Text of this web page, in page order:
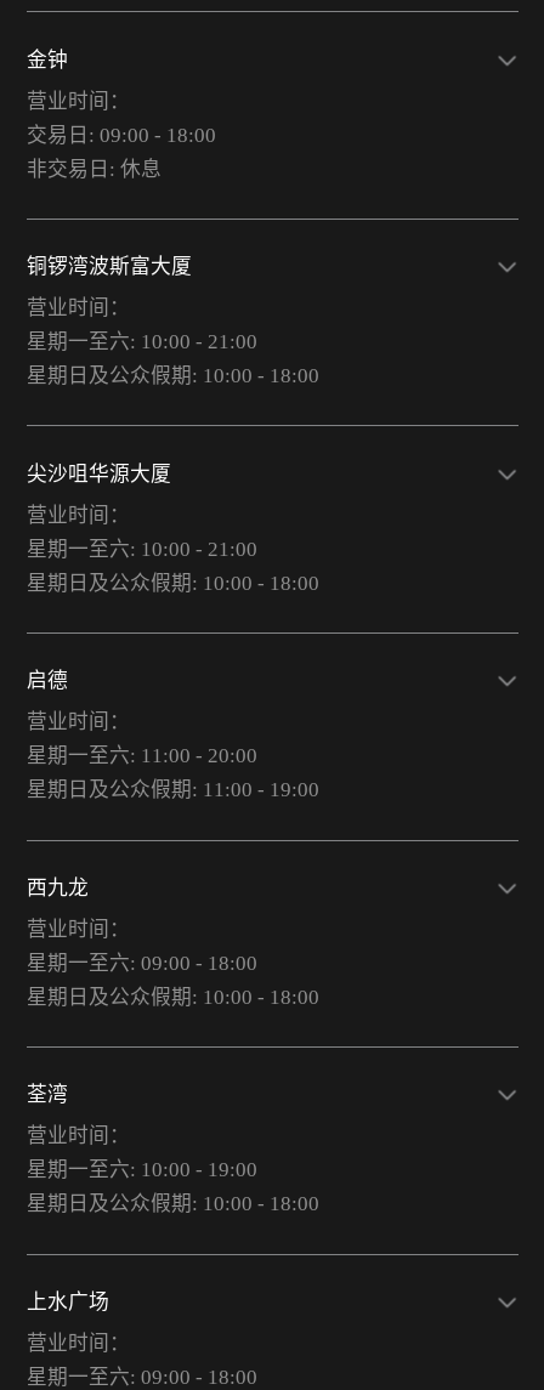
金钟
营业时间：
交易日: 09:00 - 18:00
非交易日: 休息
铜锣湾波斯富大厦
营业时间：
星期一至六: 10:00 - 21:00
星期日及公众假期: 10:00 - 18:00
尖沙咀华源大厦
营业时间：
星期一至六: 10:00 - 21:00
星期日及公众假期: 10:00 - 18:00
启德
营业时间：
星期一至六: 11:00 - 20:00
星期日及公众假期: 11:00 - 19:00
西九龙
营业时间：
星期一至六: 09:00 - 18:00
星期日及公众假期: 10:00 - 18:00
荃湾
营业时间：
星期一至六: 10:00 - 19:00
星期日及公众假期: 10:00 - 18:00
上水广场
营业时间：
星期一至六: 09:00 - 18:00